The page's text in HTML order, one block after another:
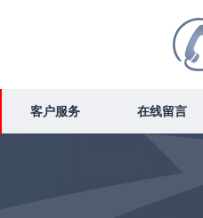
客户服务 在线留言